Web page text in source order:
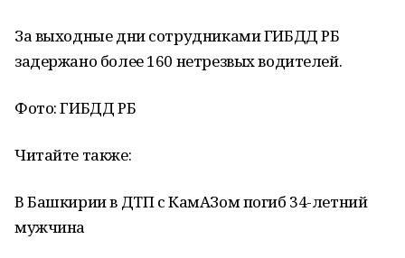
За выходные дни сотрудниками ГИБДД РБ
задержано более 160 нетрезвых водителей.
Фото: ГИБДД РБ
Читайте также:
В Башкирии в ДТП с КамАЗом погиб 34-летний
мужчина